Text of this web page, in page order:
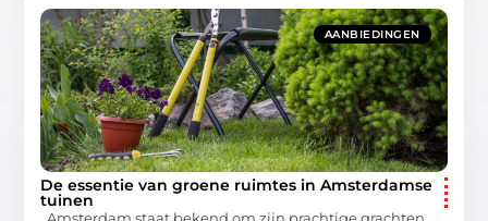
AANBIEDINGEN
De essentie van groene ruimtes in Amsterdamse
tuinen
Amsterdam staat bekend om zijn prachtige grachten,